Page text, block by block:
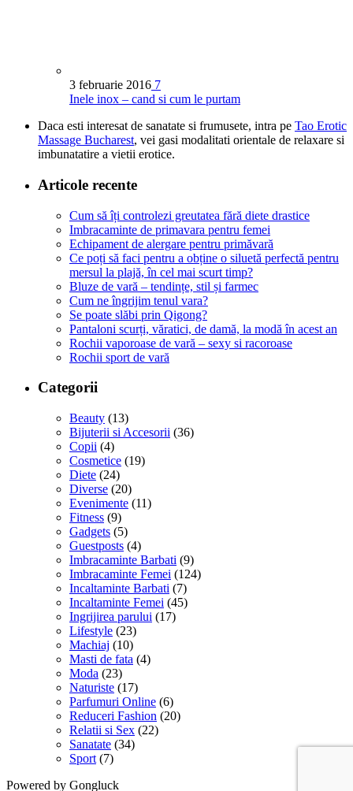
3 februarie 2016 7
Inele inox – cand si cum le purtam
Daca esti interesat de sanatate si frumusete, intra pe Tao Erotic
Massage Bucharest, vei gasi modalitati orientale de relaxare si
imbunatatire a vietii erotice.
Articole recente
Cum să îți controlezi greutatea fără diete drastice
Imbracaminte de primavara pentru femei
Echipament de alergare pentru primăvară
Ce poți să faci pentru a obține o siluetă perfectă pentru
mersul la plajă, în cel mai scurt timp?
Bluze de vară – tendințe, stil și farmec
Cum ne îngrijim tenul vara?
Se poate slăbi prin Qigong?
Pantaloni scurți, văratici, de damă, la modă în acest an
Rochii vaporoase de vară – sexy si racoroase
Rochii sport de vară
Categorii
Beauty (13)
Bijuterii si Accesorii (36)
Copii (4)
Cosmetice (19)
Diete (24)
Diverse (20)
Evenimente (11)
Fitness (9)
Gadgets (5)
Guestposts (4)
Imbracaminte Barbati (9)
Imbracaminte Femei (124)
Incaltaminte Barbati (7)
Incaltaminte Femei (45)
Ingrijirea parului (17)
Lifestyle (23)
Machiaj (10)
Masti de fata (4)
Moda (23)
Naturiste (17)
Parfumuri Online (6)
Reduceri Fashion (20)
Relatii si Sex (22)
Sanatate (34)
Sport (7)
Powered by Gongluck